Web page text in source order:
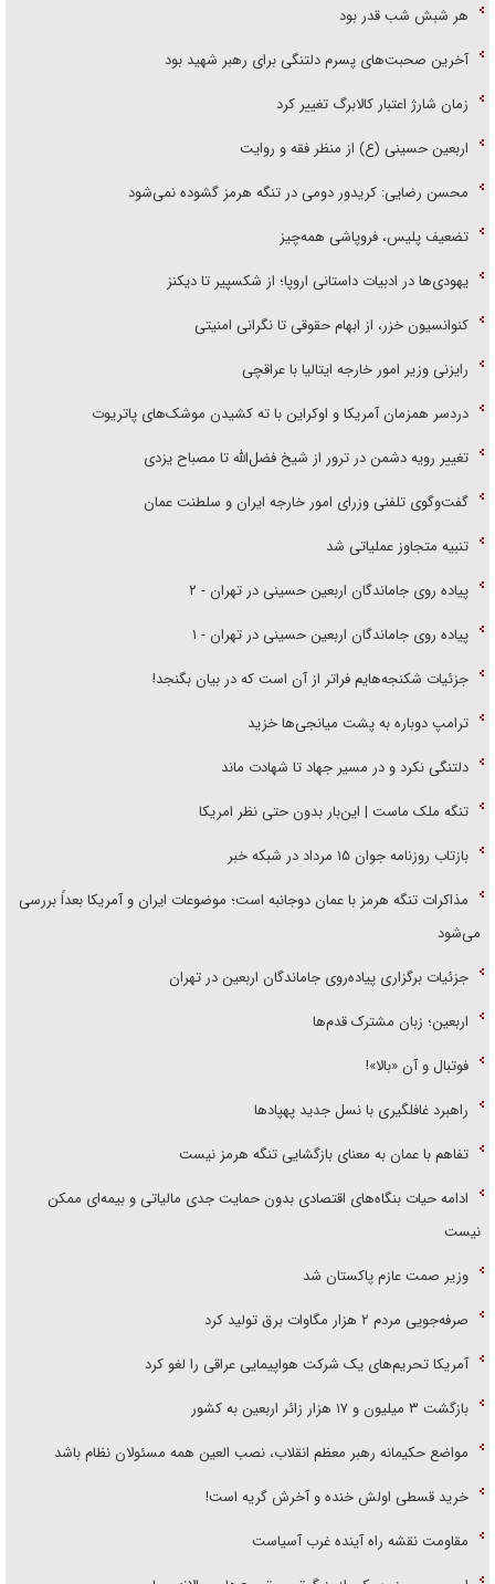
هر شبش شب قدر بود
آخرین صحبت‌های پسرم دلتنگی برای رهبر شهید بود
زمان شارژ اعتبار کالابرگ تغییر کرد
اربعین حسینی (ع) از منظر فقه و روایت
محسن رضایی: کریدور دومی در تنگه هرمز گشوده نمی‌شود
تضعیف پلیس، فروپاشی همه‌چیز
یهودی‌ها در ادبیات داستانی اروپا؛ از شکسپیر تا دیکنز
کنوانسیون خزر، از ابهام حقوقی تا نگرانی امنیتی
رایزنی وزیر امور خارجه ایتالیا با عراقچی
دردسر همزمان آمریکا و اوکراین با ته کشیدن موشک‌های پاتریوت
تغییر رویه دشمن در ترور از شیخ فضل‌الله تا مصباح یزدی
گفت‌وگوی تلفنی وزرای امور خارجه ایران و سلطنت عمان
تنبیه متجاوز عملیاتی شد
پیاده روی جاماندگان اربعین حسینی در تهران - ۲
پیاده روی جاماندگان اربعین حسینی در تهران - ۱
جزئیات شکنجه‌هایم فراتر از آن است که در بیان بگنجد!
ترامپ دوباره به پشت میانجی‌ها خزید
دلتنگی نکرد و در مسیر جهاد تا شهادت ماند
تنگه ملک ماست | این‌بار بدون حتی نظر امریکا
بازتاب روزنامه جوان ۱۵ مرداد در شبکه خبر
مذاکرات تنگه هرمز با عمان دوجانبه است؛ موضوعات ایران و آمریکا بعداً بررسی
می‌شود
جزئیات برگزاری پیاده‌روی جاماندگان اربعین در تهران
اربعین؛ زبان مشترک قدم‌ها
فوتبال و آن «بالا»!
راهبرد غافلگیری با نسل جدید پهپاد‌ها
تفاهم با عمان به معنای بازگشایی تنگه هرمز نیست
ادامه حیات بنگاه‌های اقتصادی بدون حمایت جدی مالیاتی و بیمه‌ای ممکن
نیست
وزیر صمت عازم پاکستان شد
صرفه‌جویی مردم ۲ هزار مگاوات برق تولید کرد
آمریکا تحریم‌های یک شرکت هواپیمایی عراقی را لغو کرد
بازگشت ۳ میلیون و ۱۷ هزار زائر اربعین به کشور
مواضع حکیمانه رهبر معظم انقلاب، نصب العین همه مسئولان نظام باشد
خرید قسطی اولش خنده و آخرش گریه است!
مقاومت نقشه راه آینده غرب آسیاست